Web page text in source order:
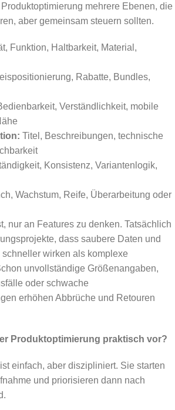
Produktoptimierung mehrere Ebenen, die
aber gemeinsam steuern sollten.
Funktion, Haltbarkeit, Material,
Rabatte, Bundles,
Verständlichkeit, mobile
Titel, Beschreibungen, technische
Konsistenz, Variantenlogik,
Wachstum, Reife, Überarbeitung oder
nur an Features zu denken. Tatsächlich
dass saubere Daten und
wirken als komplexe
unvollständige Größenangaben,
oder schwache
erhöhen Abbrüche und Retouren
Produktoptimierung praktisch vor?
einfach, aber diszipliniert. Sie starten
und priorisieren dann nach